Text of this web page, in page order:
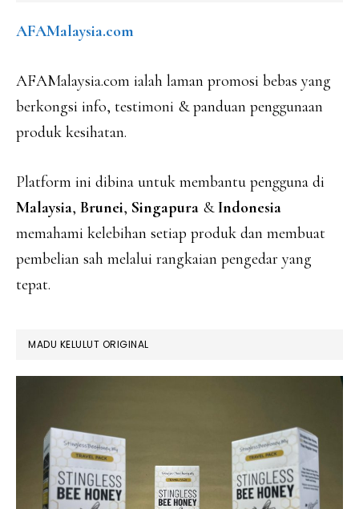
AFAMalaysia.com
AFAMalaysia.com ialah laman promosi bebas yang
berkongsi info, testimoni & panduan penggunaan
produk kesihatan.
Platform ini dibina untuk membantu pengguna di
Malaysia, Brunei, Singapura &Indonesia
memahami kelebihan setiap produk dan membuat
pembelian sah melalui rangkaian pengedar yang
tepat.
MADU KELULUT ORIGINAL